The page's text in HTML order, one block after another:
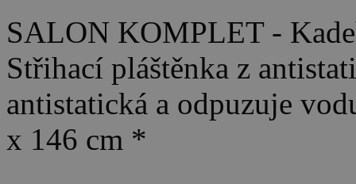
SALON KOMPLET -
Střihací pláštěnka z
antistatická a odpuzuje
x 146 cm *